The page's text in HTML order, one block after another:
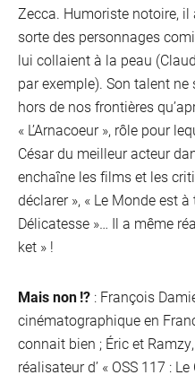
Zecca. Humoriste notoire,
sorte des personnages
lui collaient à la peau
par exemple). Son talent
hors de nos frontières
« L’Arnacoeur », rôle pour
César du meilleur acteur
enchaîne les films et les
déclarer », « Le Monde est à
Délicatesse »… Il a même
ket » !
Mais non !? : François
cinématographique en
connait bien ; Éric et
réalisateur d’ « OSS 117 :